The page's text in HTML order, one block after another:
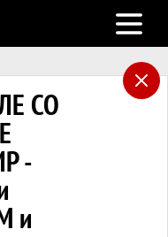
Open
СО
-
и